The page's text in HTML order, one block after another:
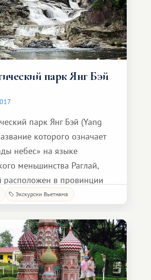
наследия ЮНЕСКО в
парк Янг Бэй
парк Янг Бэй (Yang
которого означает
небес» на языке
меньшинства Раглай,
расположен в провинции
в 45 км к востоку
джунглей. В парке
три водопада — Янг Бэй
Янг Кан (Yang Kan) и Хо Че
Самый большой из них —
Экскурсии Вьетнама